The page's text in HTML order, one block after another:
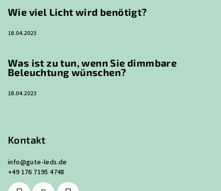
Wie viel Licht wird benötigt?
18.04.2023
Was ist zu tun, wenn Sie dimmbare
Beleuchtung wünschen?
18.04.2023
Kontakt
info@gute-leds.de
+49 176 7195 4748